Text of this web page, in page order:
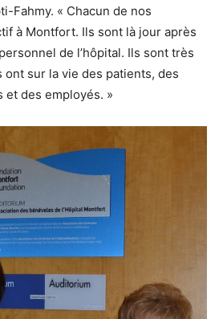
Fahmy. « Chacun de nos
à Montfort. Ils sont là jour après
de l’hôpital. Ils sont très
ont sur la vie des patients, des
des employés. »